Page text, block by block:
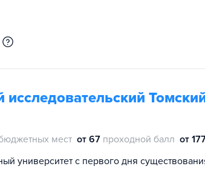
мест от 67 проходной балл от
университет с первого дня